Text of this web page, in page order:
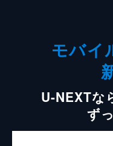
モバイ
U-NEXTな
ず